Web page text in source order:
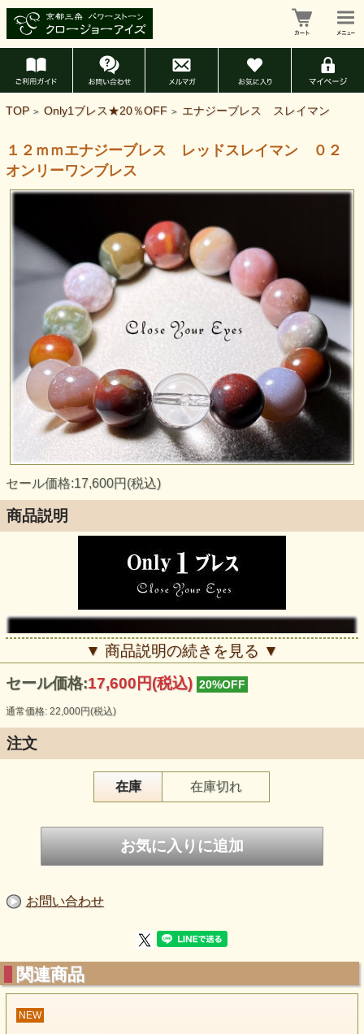
TOP > Only1ブレス★20％OFF > エナジーブレス スレイマン
１２ｍｍエナジーブレス レッドスレイマン ０２
オンリーワンブレス
セール価格:17,600円(税込)
商品説明
スレイマンはめのう系の石で取れる部分で色が異なります
ブレスレットになります スレイマンは体にあるチャクラを
スキャニングして必要な場所を癒してくれるという
▼ 商品説明の続きを見る ▼
セール価格:17,600円(税込) 20%OFF
通常価格: 22,000円(税込)
注文
在庫 在庫切れ
お問い合わせ
関連商品
NEW